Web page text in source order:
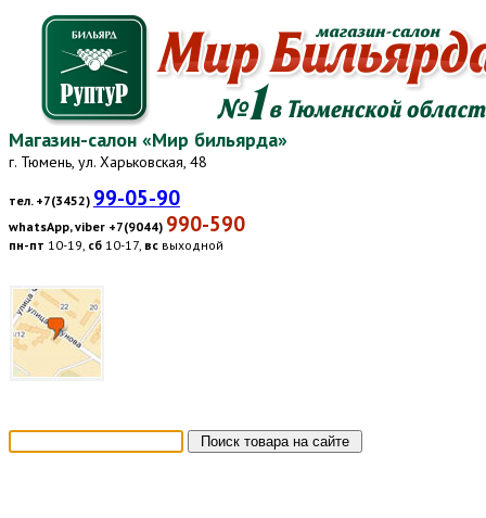
Магазин-салон «Мир бильярда»
г. Тюмень, ул. Харьковская, 48
тел. +7(3452) 99-05-90
whatsApp, viber +7(9044) 990-590
пн-пт 10-19, сб 10-17, вс выходной